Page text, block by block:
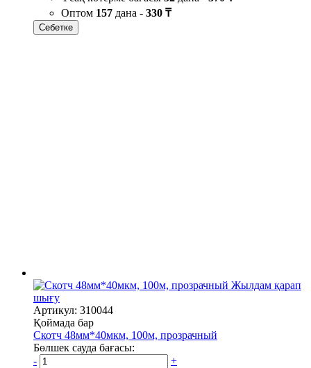
Оптом 157 дана - 330 ₸
Себетке
Жылдам қарап
шығу
Артикул: 310044
Қоймада бар
Скотч 48мм*40мкм, 100м, прозрачный
Бөлшек сауда бағасы:
-
+